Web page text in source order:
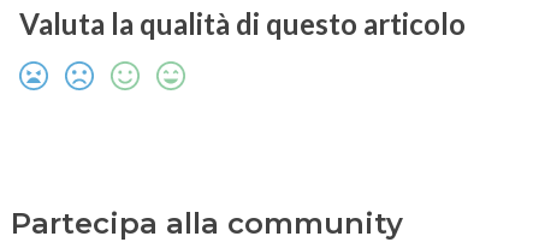
Valuta la qualità di questo articolo
Partecipa alla community